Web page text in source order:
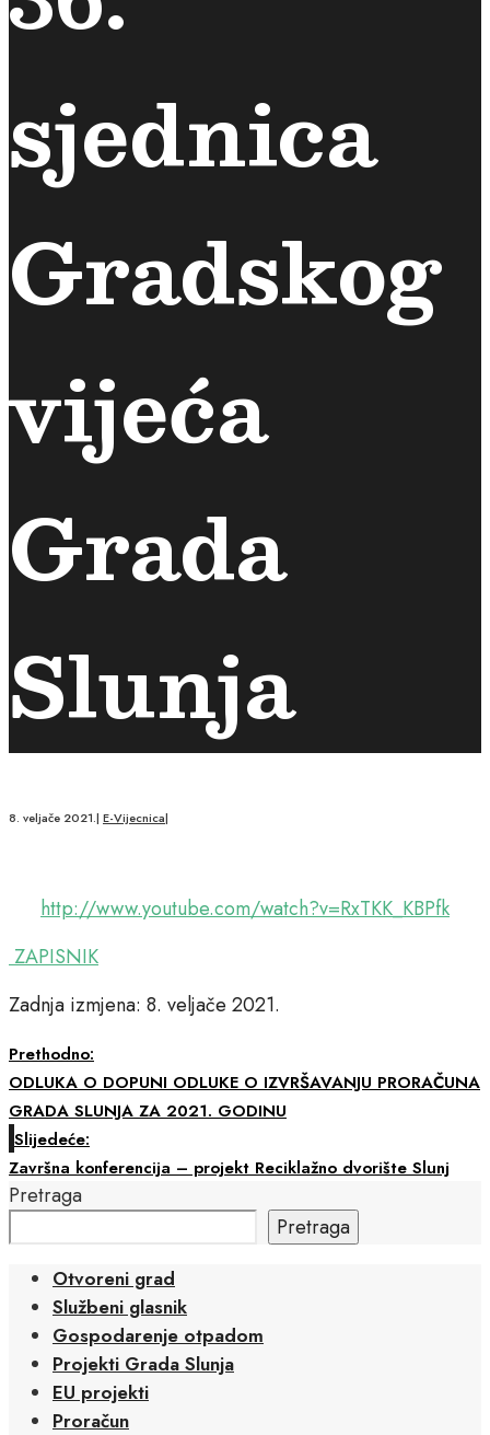
sjednica
Gradskog
vijeća
Grada
Slunja
8. veljače 2021.| E-Vijecnica|
http://www.youtube.com/watch?v=RxTKK_KBPfk
ZAPISNIK
Zadnja izmjena: 8. veljače 2021.
Prethodno:
ODLUKA O DOPUNI ODLUKE O IZVRŠAVANJU PRORAČUNA
GRADA SLUNJA ZA 2021. GODINU
Slijedeće:
Završna konferencija – projekt Reciklažno dvorište Slunj
Pretraga
Pretraga
Otvoreni grad
Službeni glasnik
Gospodarenje otpadom
Projekti Grada Slunja
EU projekti
Proračun